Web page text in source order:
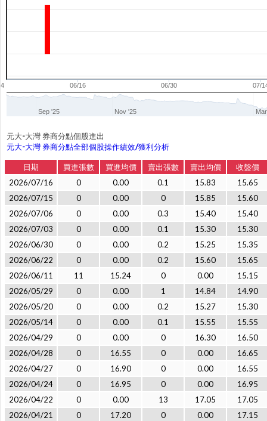
06/16 06/30 07/
Sep '25 Nov '25
元大-大灣 券商分點個股進出
元大-大灣 券商分點全部個股操作績效/獲利分析
日期 買進張數 買進均價 賣出張數 賣出均價
收盤價
2026/07/16
0 0.00 0.1 15.83
15.65
2026/07/15
0 0.00 0 15.85
15.60
2026/07/06
0 0.00 0.3 15.40
15.40
2026/07/03
0 0.00 0.1 15.30
15.30
2026/06/30
0 0.00 0.2 15.25
15.35
2026/06/22
0 0.00 0.2 15.60
15.65
2026/06/11
11 15.24 0 0.00
15.15
2026/05/29
0 0.00 1 14.84
14.90
2026/05/20
0 0.00 0.2 15.27
15.30
2026/05/14
0 0.00 0.1 15.55
15.55
2026/04/29
0 0.00 0 16.30
16.50
2026/04/28
0 16.55 0 0.00
16.65
2026/04/27
0 16.90 0 0.00
16.55
2026/04/24
0 16.95 0 0.00
16.95
2026/04/22
0 0.00 13 17.05
17.05
2026/04/21
0 17.20 0 0.00
17.15